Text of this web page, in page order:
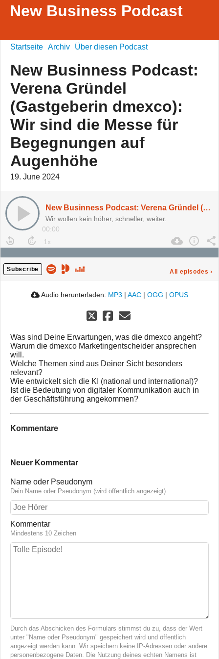
New Business Podcast
Startseite Archiv Über diesen Podcast
New Businness Podcast:
Verena Gründel
(Gastgeberin dmexco):
Wir sind die Messe für
Begegnungen auf
Augenhöhe
19. June 2024
New Businness Podcast: Verena Gründel (Gastgeberin dmexco): Wir sind die Messe für Begegnungen auf Augenhöhe
Wir wollen kein höher, schneller, weiter.
00:00
Subscribe All episodes ›
Audio herunterladen: MP3 | AAC | OGG | OPUS
Was sind Deine Erwartungen, was die dmexco angeht?
Warum die dmexco Marketingentscheider ansprechen
will.
Welche Themen sind aus Deiner Sicht besonders
relevant?
Wie entwickelt sich die KI (national und international)?
Ist die Bedeutung von digitaler Kommunikation auch in
der Geschäftsführung angekommen?
Kommentare
Neuer Kommentar
Name oder Pseudonym
Dein Name oder Pseudonym (wird öffentlich angezeigt)
Kommentar
Mindestens 10 Zeichen
Durch das Abschicken des Formulars stimmst du zu, dass der Wert
unter "Name oder Pseudonym" gespeichert wird und öffentlich
angezeigt werden kann. Wir speichern keine IP-Adressen oder andere
personenbezogene Daten. Die Nutzung deines echten Namens ist